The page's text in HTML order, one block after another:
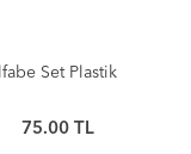
Set Plastik
75.00 TL